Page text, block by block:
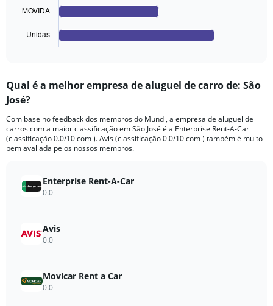
chart
Range:
4
The
chart
has
axis
displaying
to
MOVIDA
Unidas
Qual é a melhor empresa de aluguel de carro de: São
José?
Com base no feedback dos membros do Mundi, a empresa de aluguel de
carros com a maior classificação em São José é a Enterprise Rent-A-Car
(classificação 0.0/10 com ). Avis (classificação 0.0/10 com ) também é muito
bem avaliada pelos nossos membros.
Enterprise Rent-A-Car
0.0
Avis
0.0
Movicar Rent a Car
0.0